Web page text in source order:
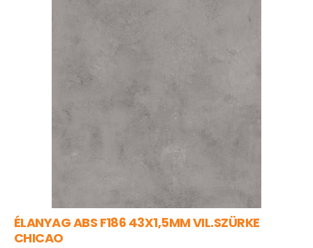
ÉLANYAG ABS F186 43X1,5MM VIL.SZÜRKE
CHICAO